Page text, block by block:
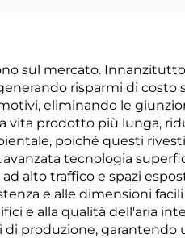
ignifugo,
tessuto
2,8
sul mercato.
risparmi di costo
eliminando le
vita prodotto più lunga,
poiché questi
tecnologia
alto traffico e spazi
e alle dimensioni
e alla qualità dell'aria
produzione, garantendo